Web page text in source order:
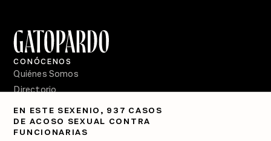
EN ESTE SEXENIO, 937 CASOS
DE ACOSO SEXUAL CONTRA
FUNCIONARIAS
CONÓCENOS
Quiénes Somos
Directorio
PÓDCASTS
Semanario Gatopardo